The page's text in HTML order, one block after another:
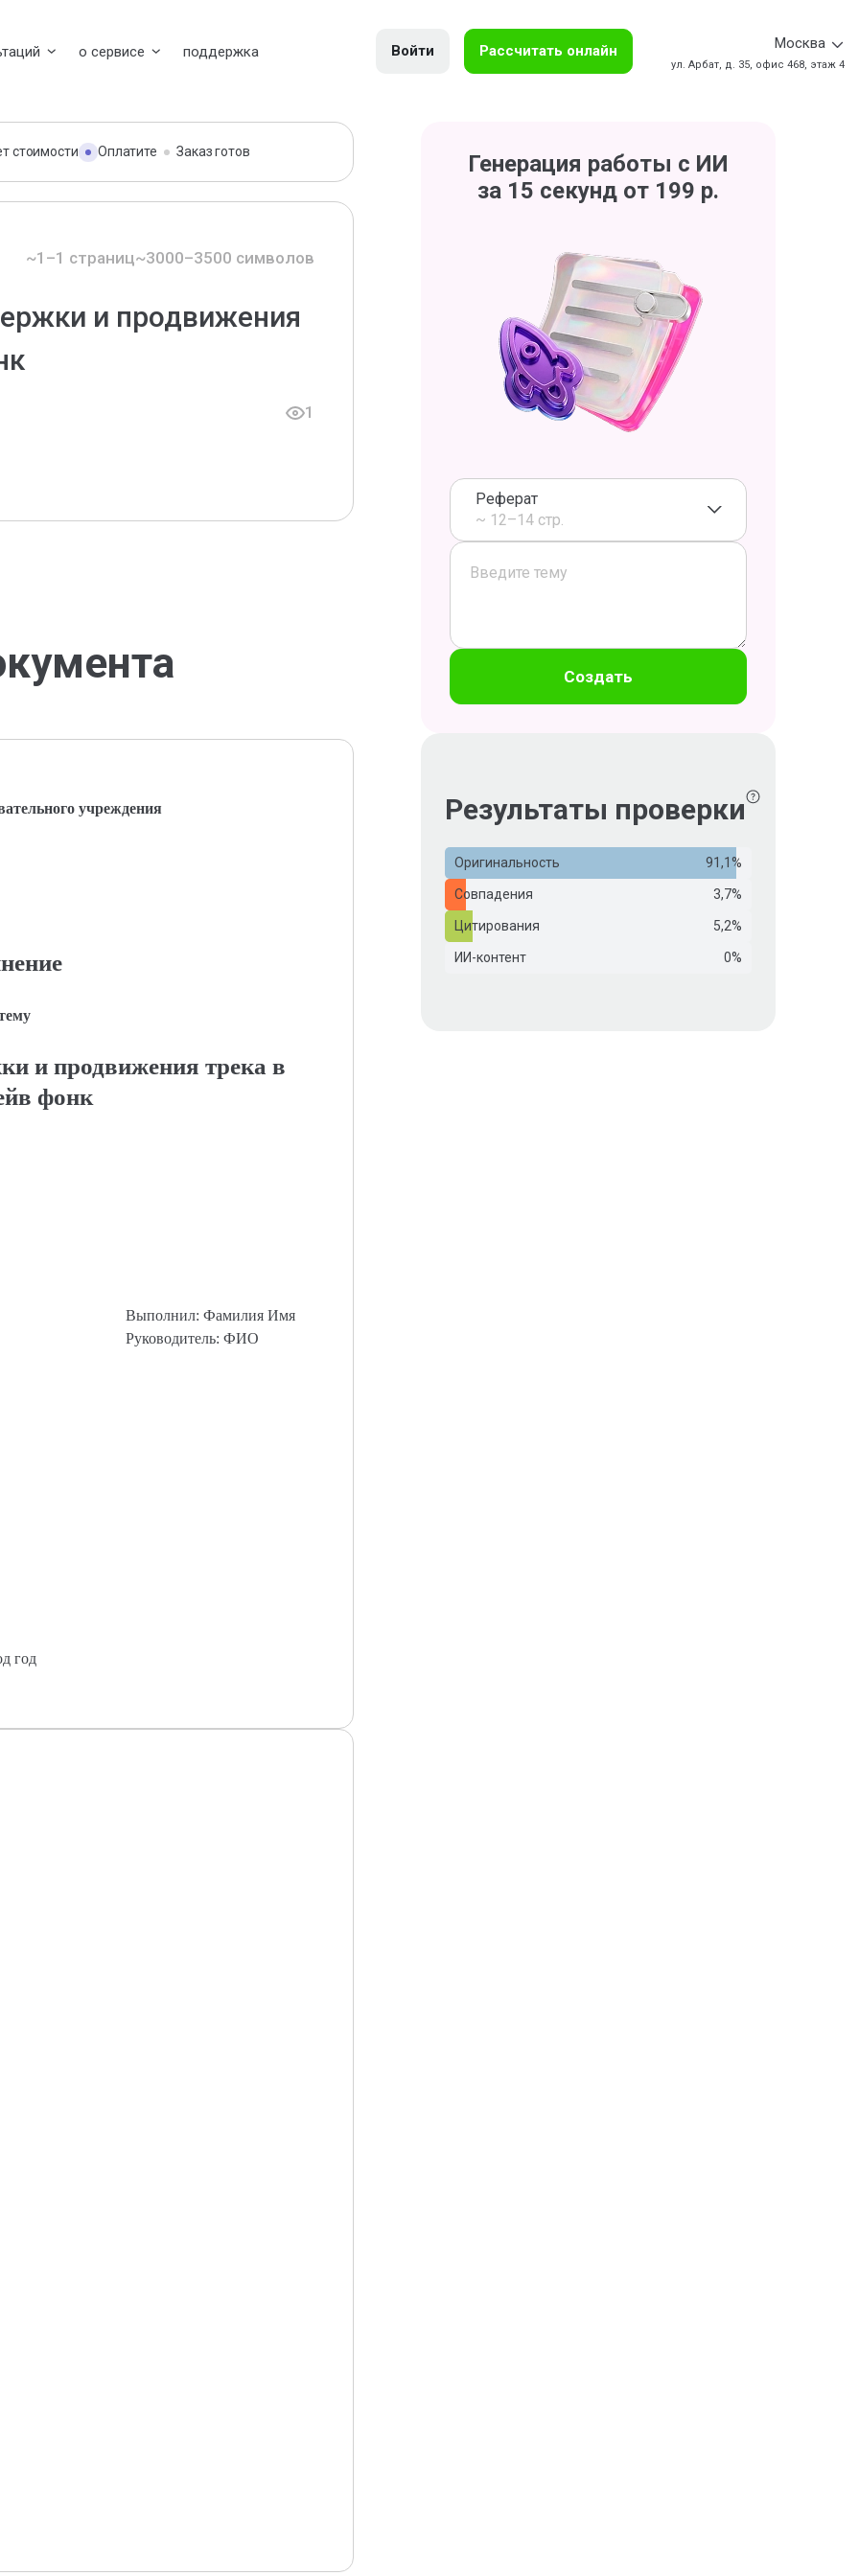
о сервисе поддержка Войти Рассчитать онлайн Москва
ул. Арбат, д. 35, офис 468, этаж 4
стоимости Оплатите Заказ готов
~1–1 страниц~3000–3500 символов
и продвижения
1
учреждения
и продвижения трека в
фонк
Выполнил: Фамилия Имя
Руководитель: ФИО
год
Генерация работы с ИИ
за 15 секунд от 199 р.
Реферат
~ 12–14 стр.
Создать
Результаты проверки
Оригинальность 91,1%
Совпадения 3,7%
Цитирования 5,2%
ИИ-контент 0%